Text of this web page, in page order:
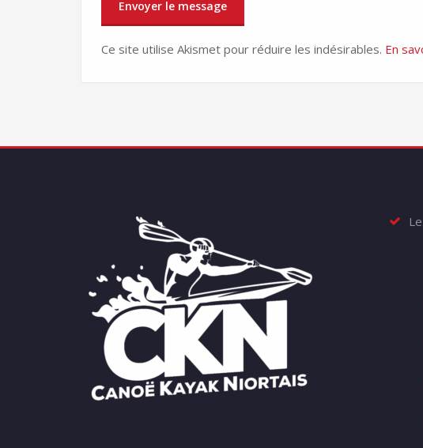
Ce site utilise Akismet pour réduire les indésirables. En